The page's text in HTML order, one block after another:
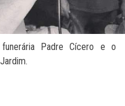
Padre Cícero e o